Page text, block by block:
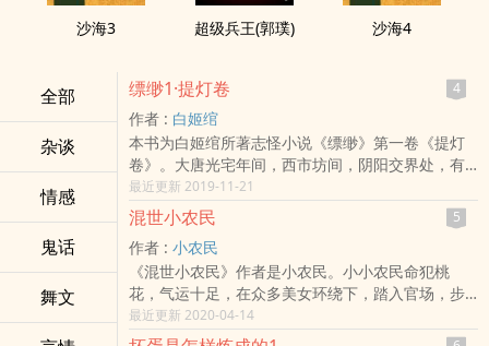
沙海3 超级兵王(郭璞) 沙海4
全部
杂谈
情感
鬼话
舞文
缥缈1·提灯卷 4
作者 : 白姬绾
本书为白姬绾所著志怪小说《缥缈》第一卷《提灯
卷》。大唐光宅年间，西市坊间，阴阳交界处，有
一座神秘虚无的缥缈阁。缥缈阁中，贩卖奇珍异
宝，七情六欲。人、妖、鬼、神往来其间。飘渺
阁，一个似真似幻的空中楼阁，很多人想从中得到
名、利，也有人想得到真正的爱。一曲曲悲欢离合
的故事，展现了人们无法摆脱的种种欲望和不断挣
扎的求索。匪夷所思的想象力，奇拔跌宕的故事情
节，超强画面感的文字。一折折离奇的故事，无论
是写人，还是写妖，作者真正要写的还是人心。缥
最近更新 2019-11-21
混世小农民 5
作者 : 小农民
《混世小农民》作者是小农民。小小农民命犯桃
花，气运十足，在众多美女环绕下，踏入官场，步
步高升。吊儿郎当的农村孤儿马小乐，虽然初中没
毕业，但是头脑很灵光，凭着灵活的钻营，他在官
最近更新 2020-04-14